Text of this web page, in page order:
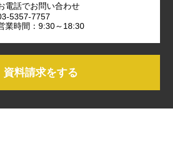
電話でお問い合わせ
5357-7757
業時間：9:30～18:30
資料請求をする